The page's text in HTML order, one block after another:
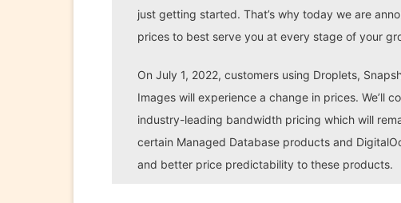
just getting started. That’s why today we are
prices to best serve you at every stage of your
On July 1, 2022, customers using Droplets,
Images will experience a change in prices. We’ll
industry-leading bandwidth pricing which will
certain Managed Database products and
and better price predictability to these products.